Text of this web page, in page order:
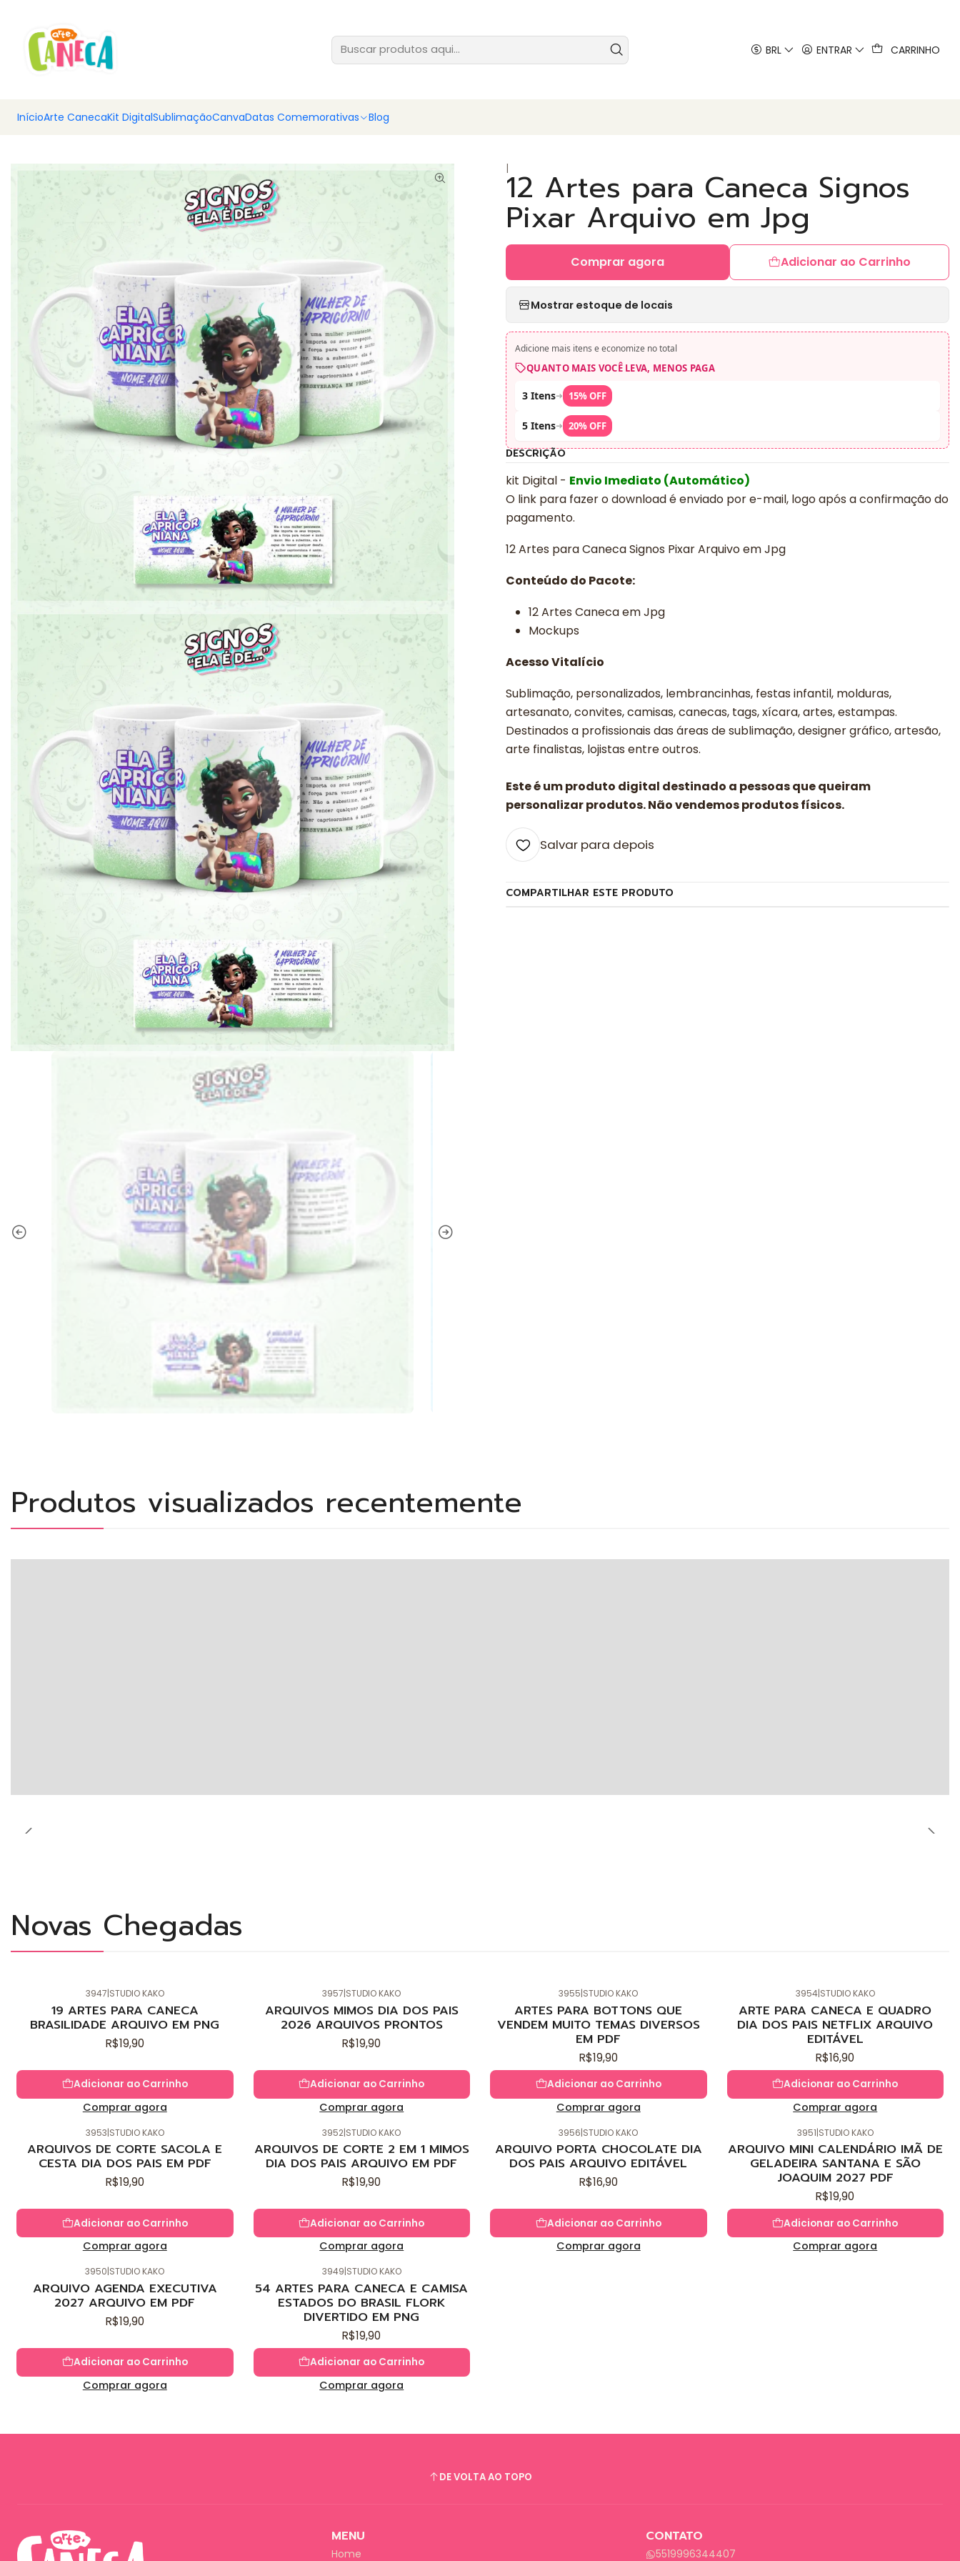
BRL ENTRAR CARRINHO
InícioArte CanecaKit DigitalSublimaçãoCanvaDatas Comemorativas Blog
|12 Artes para Caneca Signos
Pixar Arquivo em Jpg
Adicionar ao Carrinho
Comprar agora
Mostrar estoque de locais
Adicione mais itens e economize no total
QUANTO MAIS VOCÊ LEVA, MENOS PAGA
3 Itens➜ 15% OFF
5 Itens➜ 20% OFF
DESCRIÇÃO
kit Digital - Envio Imediato (Automático)
O link para fazer o download é enviado por e-mail, logo após a confirmação do
pagamento.
12 Artes para Caneca Signos Pixar Arquivo em Jpg
Conteúdo do Pacote:
12 Artes Caneca em Jpg
Mockups
Acesso Vitalício
Sublimação, personalizados, lembrancinhas, festas infantil, molduras,
artesanato, convites, camisas, canecas, tags, xícara, artes, estampas.
Destinados a profissionais das áreas de sublimação, designer gráfico, artesão,
arte finalistas, lojistas entre outros.
Este é um produto digital destinado a pessoas que queiram
personalizar produtos. Não vendemos produtos físicos.
Salvar para depois
COMPARTILHAR ESTE PRODUTO
Produtos visualizados recentemente
Novas Chegadas
3947|STUDIO KAKO
19 ARTES PARA CANECA
BRASILIDADE ARQUIVO EM PNG
R$19,90
Adicionar ao Carrinho
Comprar agora
3957|STUDIO KAKO
ARQUIVOS MIMOS DIA DOS PAIS
2026 ARQUIVOS PRONTOS
R$19,90
Adicionar ao Carrinho
Comprar agora
3955|STUDIO KAKO
ARTES PARA BOTTONS QUE
VENDEM MUITO TEMAS DIVERSOS
EM PDF
R$19,90
Adicionar ao Carrinho
Comprar agora
3954|STUDIO KAKO
ARTE PARA CANECA E QUADRO
DIA DOS PAIS NETFLIX ARQUIVO
EDITÁVEL
R$16,90
Adicionar ao Carrinho
Comprar agora
3953|STUDIO KAKO
ARQUIVOS DE CORTE SACOLA E
CESTA DIA DOS PAIS EM PDF
R$19,90
Adicionar ao Carrinho
Comprar agora
3952|STUDIO KAKO
ARQUIVOS DE CORTE 2 EM 1 MIMOS
DIA DOS PAIS ARQUIVO EM PDF
R$19,90
Adicionar ao Carrinho
Comprar agora
3956|STUDIO KAKO
ARQUIVO PORTA CHOCOLATE DIA
DOS PAIS ARQUIVO EDITÁVEL
R$16,90
Adicionar ao Carrinho
Comprar agora
3951|STUDIO KAKO
ARQUIVO MINI CALENDÁRIO IMÃ DE
GELADEIRA SANTANA E SÃO
JOAQUIM 2027 PDF
R$19,90
Adicionar ao Carrinho
Comprar agora
3950|STUDIO KAKO
ARQUIVO AGENDA EXECUTIVA
2027 ARQUIVO EM PDF
R$19,90
Adicionar ao Carrinho
Comprar agora
3949|STUDIO KAKO
54 ARTES PARA CANECA E CAMISA
ESTADOS DO BRASIL FLORK
DIVERTIDO EM PNG
R$19,90
Adicionar ao Carrinho
Comprar agora
DE VOLTA AO TOPO
MENU
Home
CONTATO
5519996344407